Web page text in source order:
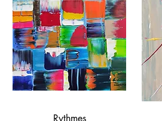
Rythmes